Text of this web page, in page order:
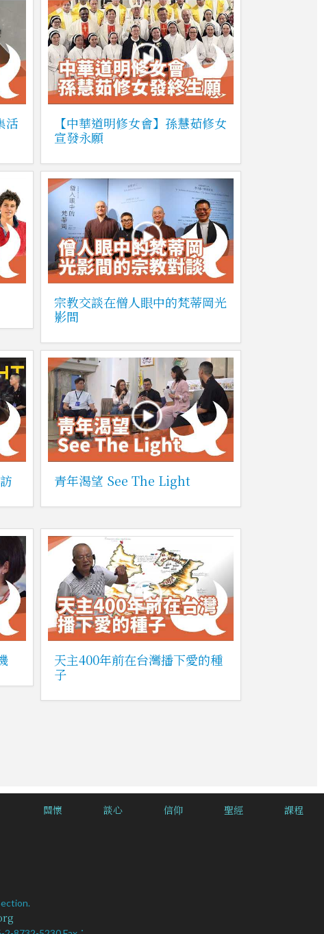
活
【中華道明修女會】孫慧茹修女
宣發永願
宗教交談在僧人眼中的梵蒂岡光
影間
青年渴望 See The Light
天主400年前在台灣播下愛的種
子
關懷 談心 信仰 聖經 課程